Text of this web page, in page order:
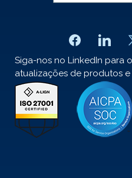
Siga-nos no LinkedIn para
atualizações de produtos e